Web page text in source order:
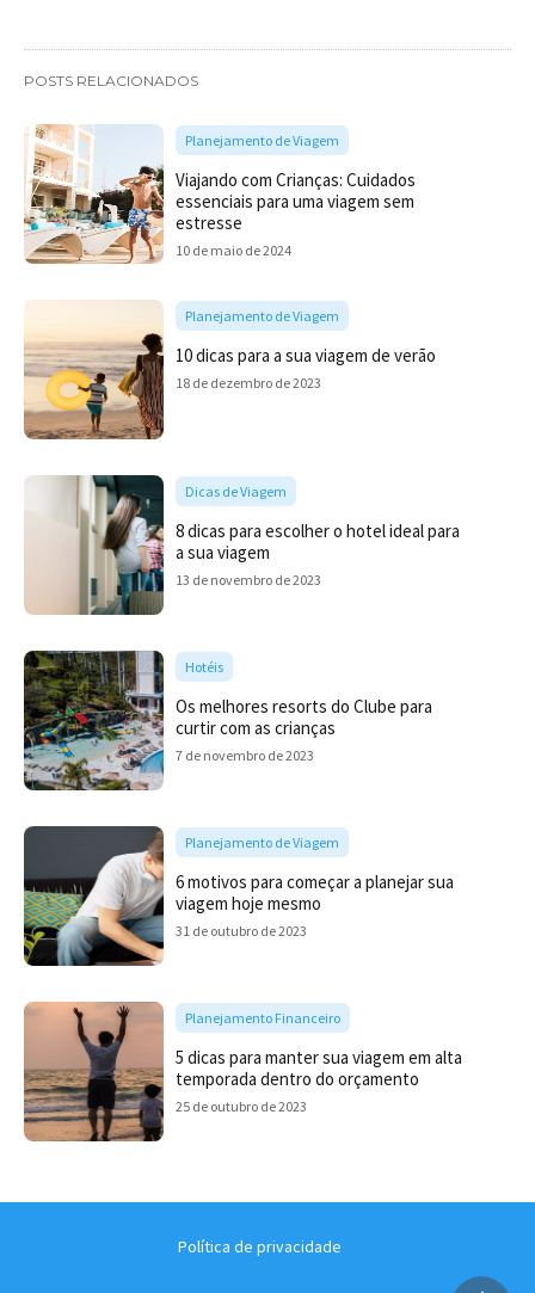
POSTS RELACIONADOS
Planejamento de Viagem
Viajando com Crianças: Cuidados
essenciais para uma viagem sem
estresse
10 de maio de 2024
Planejamento de Viagem
10 dicas para a sua viagem de verão
18 de dezembro de 2023
Dicas de Viagem
8 dicas para escolher o hotel ideal para
a sua viagem
13 de novembro de 2023
Hotéis
Os melhores resorts do Clube para
curtir com as crianças
7 de novembro de 2023
Planejamento de Viagem
6 motivos para começar a planejar sua
viagem hoje mesmo
31 de outubro de 2023
Planejamento Financeiro
5 dicas para manter sua viagem em alta
temporada dentro do orçamento
25 de outubro de 2023
Política de privacidade